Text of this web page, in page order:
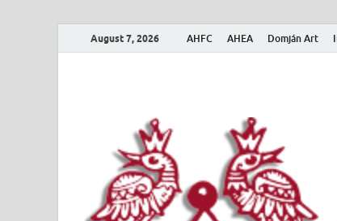
August 7, 2026 AHFC AHEA Domján Art
Amerikai